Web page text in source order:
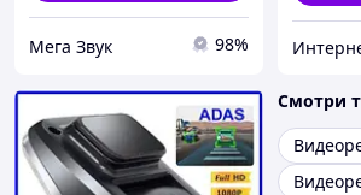
Мега Звук 98%
Смотри